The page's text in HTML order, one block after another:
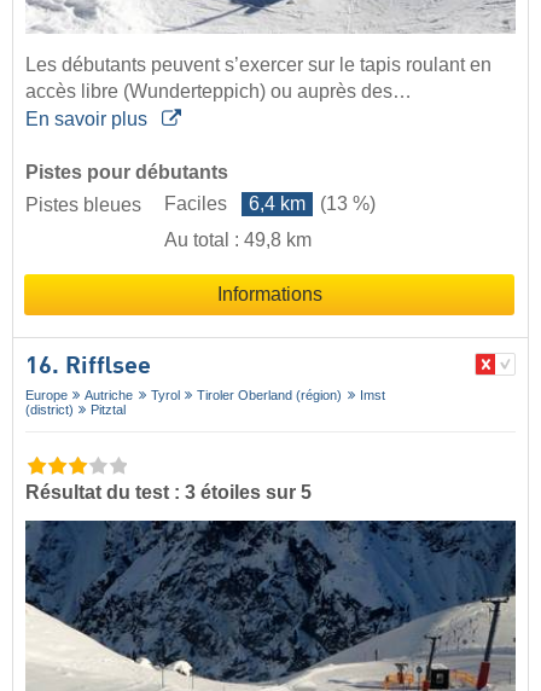
Les débutants peuvent s’exercer sur le tapis roulant en
accès libre (Wunderteppich) ou auprès des…
En savoir plus
Pistes pour débutants
Pistes bleues
Faciles 6,4 km
(13 %)
Au total : 49,8 km
Informations
16. Rifflsee
Europe Autriche Tyrol Tiroler Oberland (région)
Imst
(district)
Pitztal
Résultat du test : 3 étoiles sur 5